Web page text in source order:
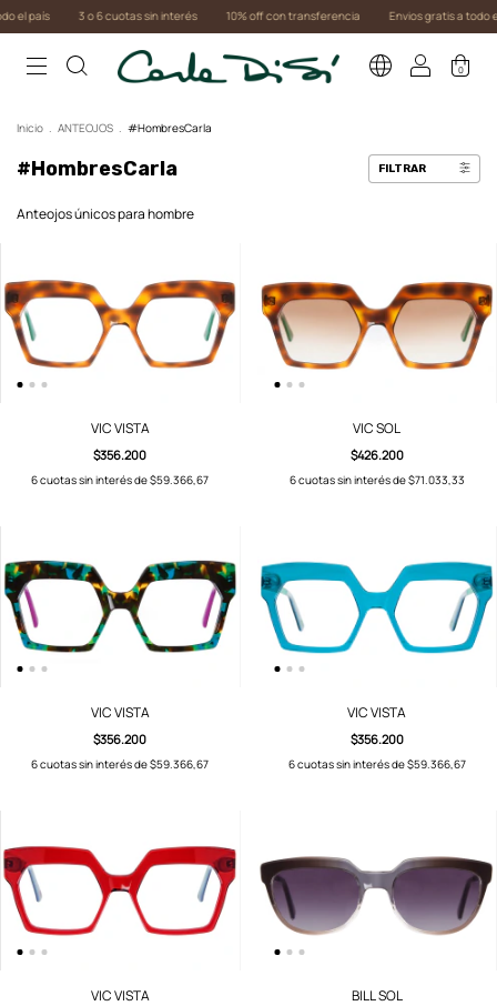
3 o 6 cuotas sin interés 10% off con transferencia Envios gratis a todo el país
0
Inicio . ANTEOJOS . #HombresCarla
#HombresCarla FILTRAR
Anteojos únicos para hombre
VIC VISTA
$356.200
6cuotas sin interés de$59.366,67
VIC SOL
$426.200
6cuotas sin interés de$71.033,33
VIC VISTA
$356.200
6cuotas sin interés de$59.366,67
VIC VISTA
$356.200
6cuotas sin interés de$59.366,67
VIC VISTA BILL SOL